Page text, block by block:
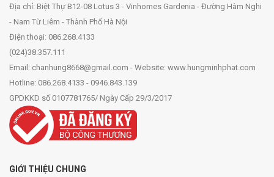
Địa chỉ: Biệt Thự B12-08 Lotus 3 - Vinhomes Gardenia - Đường Hàm Nghi
- Nam Từ Liêm - Thành Phố Hà Nội
Điện thoại: 086.268.4133
(024)38.357.111
Email: chanhung8668@gmail.com - Website: www.hungminhphat.com
Hotline: 086.268.4133 - 0946.843.139
GPDKKD số 0107781765/ Ngày Cấp 29/3/2017
GIỚI THIỆU CHUNG